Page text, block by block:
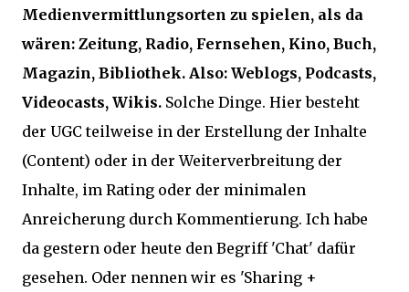
Medienvermittlungsorten zu spielen, als da
wären: Zeitung, Radio, Fernsehen, Kino, Buch,
Magazin, Bibliothek. Also: Weblogs, Podcasts,
Videocasts, Wikis. Solche Dinge. Hier besteht
der UGC teilweise in der Erstellung der Inhalte
(Content) oder in der Weiterverbreitung der
Inhalte, im Rating oder der minimalen
Anreicherung durch Kommentierung. Ich habe
da gestern oder heute den Begriff 'Chat' dafür
gesehen. Oder nennen wir es 'Sharing +